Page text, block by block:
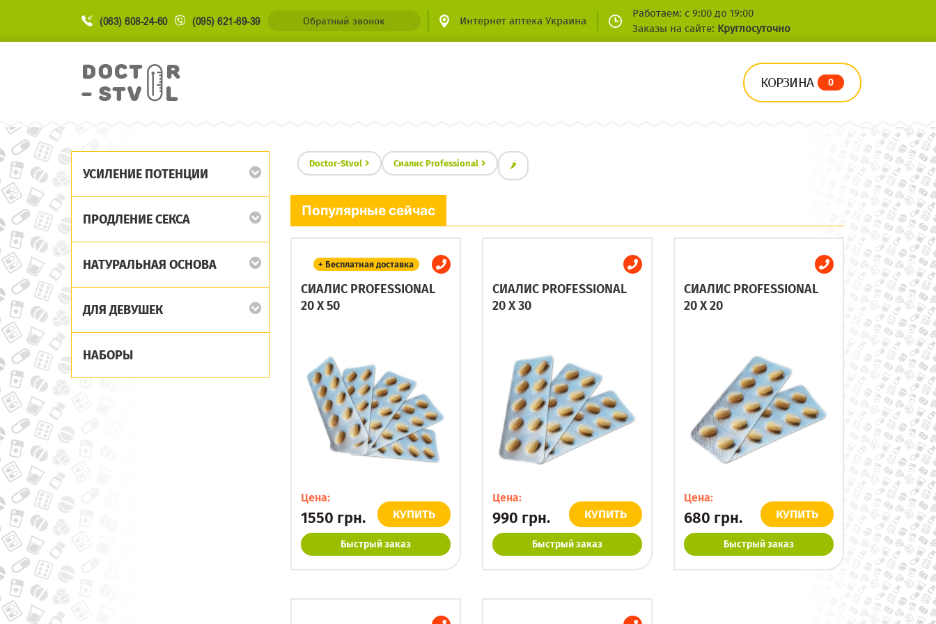
(063) 608-24-60 (095) 621-69-39 Обратный звонок Интернет аптека Украина
Работаем: с 9:00 до 19:00
Заказы на сайте: Круглосуточно
КОРЗИНА 0
УСИЛЕНИЕ ПОТЕНЦИИ
ПРОДЛЕНИЕ СЕКСА
НАТУРАЛЬНАЯ ОСНОВА
ДЛЯ ДЕВУШЕК
НАБОРЫ
Doctor-Stvol Сиалис Professional 🌶
Популярные сейчас
+ Бесплатная доставка
СИАЛИС PROFESSIONAL
20 X 50
Цена:
1550 грн. КУПИТЬ
Быстрый заказ
СИАЛИС PROFESSIONAL
20 X 30
Цена:
990 грн. КУПИТЬ
Быстрый заказ
СИАЛИС PROFESSIONAL
20 X 20
Цена:
680 грн. КУПИТЬ
Быстрый заказ